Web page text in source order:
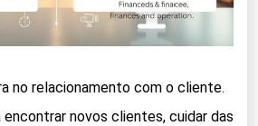
no relacionamento com o cliente.
encontrar novos clientes, cuidar das